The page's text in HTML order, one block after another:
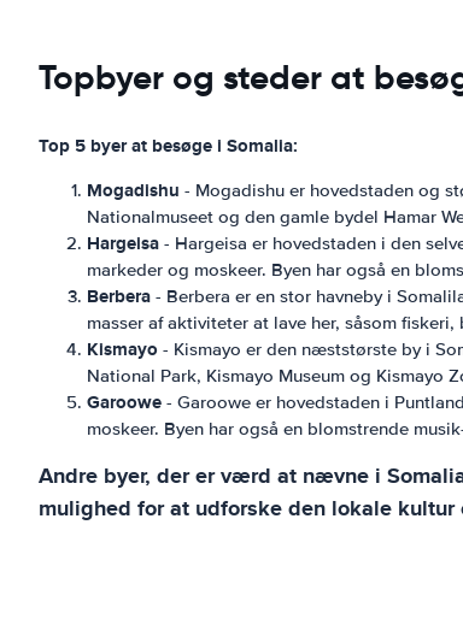
Topbyer og steder at
Top 5 byer at besøge i Somalia:
Mogadishu - Mogadishu er hovedstaden og
Nationalmuseet og den gamle bydel Hamar
Hargeisa - Hargeisa er hovedstaden i den
markeder og moskeer. Byen har også en
Berbera - Berbera er en stor havneby i
masser af aktiviteter at lave her, såsom
Kismayo - Kismayo er den næststørste by i
National Park, Kismayo Museum og Kismayo
Garoowe - Garoowe er hovedstaden i
moskeer. Byen har også en blomstrende
Andre byer, der er værd at nævne i
mulighed for at udforske den lokale